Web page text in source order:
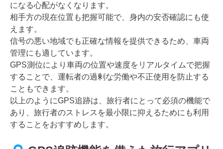
になる心配がなくなります。
相手方の現在位置も把握可能で、身内の安否確認にも使
えます。
信号の悪い地域でも正確な情報を提供できるため、車両
管理にも適しています。
GPS測位により車両の位置や速度をリアルタイムで把握
することで、運転者の過剰な労働や不正使用を防止する
こともできます。
以上のようにGPS追跡は、旅行者にとって必須の機能で
あり、旅行者のストレスを最小限に抑えるためにも利用
することをおすすめします。